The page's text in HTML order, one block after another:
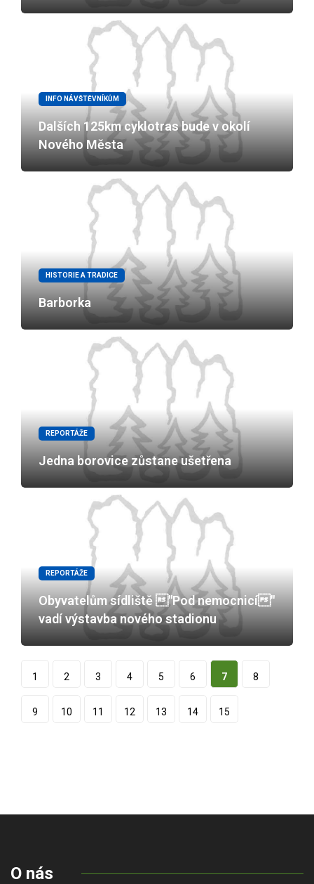
INFO NÁVŠTĚVNÍKŮM
Dalších 125km cyklotras bude v okolí
Nového Města
HISTORIE A TRADICE
Barborka
REPORTÁŽE
Jedna borovice zůstane ušetřena
REPORTÁŽE
Obyvatelům sídliště "Pod nemocnicí"
vadí výstavba nového stadionu
1 2 3 4 5 6 7 8
9 10 11 12 13 14 15
O nás